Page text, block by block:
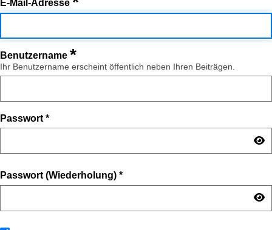
E-Mail-Adresse
Benutzername *
Ihr Benutzername erscheint öffentlich neben Ihren Beiträgen.
Passwort *
Passwort (Wiederholung) *